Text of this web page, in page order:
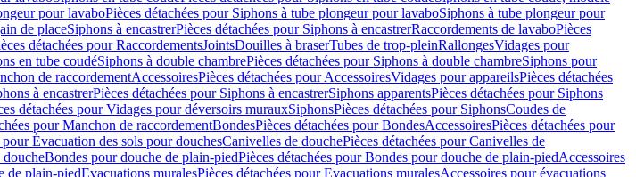
pour lavaboPièces détachées pour Siphons à tube plongeur pour lavaboSiphons à tube plongeur pour
de placeSiphons à encastrerPièces détachées pour Siphons à encastrerRaccordements de lavaboPièces
détachées pour RaccordementsJointsDouilles à braserTubes de trop-pleinRallongesVidages pour
en tube coudéSiphons à double chambrePièces détachées pour Siphons à double chambreSiphons pour
de raccordementAccessoiresPièces détachées pour AccessoiresVidages pour appareilsPièces détachées
à encastrerPièces détachées pour Siphons à encastrerSiphons apparentsPièces détachées pour Siphons
détachées pour Vidages pour déversoirs murauxSiphonsPièces détachées pour SiphonsCoudes de
pour Manchon de raccordementBondesPièces détachées pour BondesAccessoiresPièces détachées pour
pour Évacuation des sols pour douchesCanivelles de douchePièces détachées pour Canivelles de
doucheBondes pour douche de plain-piedPièces détachées pour Bondes pour douche de plain-piedAccessoires
de plain-piedEvacuations muralesPièces détachées pour Evacuations muralesAccessoires pour évacuations